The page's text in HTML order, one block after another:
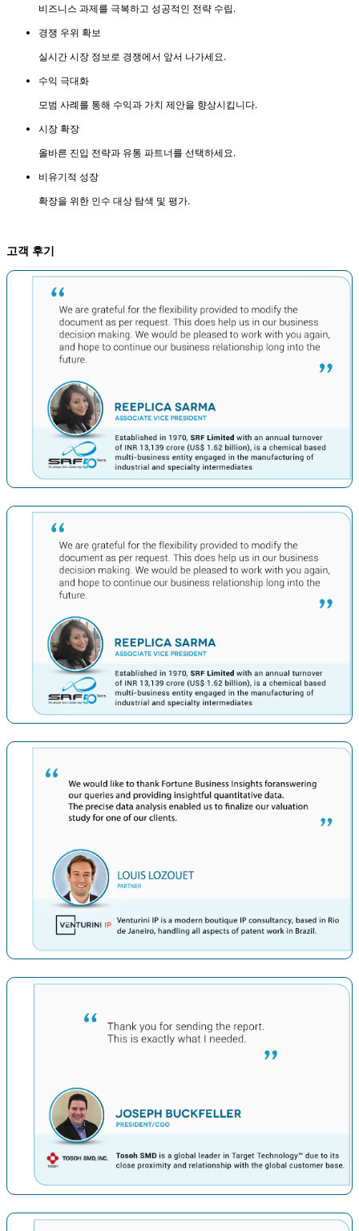
비즈니스 과제를 극복하고 성공적인 전략 수립.
경쟁 우위 확보
실시간 시장 정보로 경쟁에서 앞서 나가세요.
수익 극대화
모범 사례를 통해 수익과 가치 제안을 향상시킵니다.
시장 확장
올바른 진입 전략과 유통 파트너를 선택하세요.
비유기적 성장
확장을 위한 인수 대상 탐색 및 평가.
고객 후기